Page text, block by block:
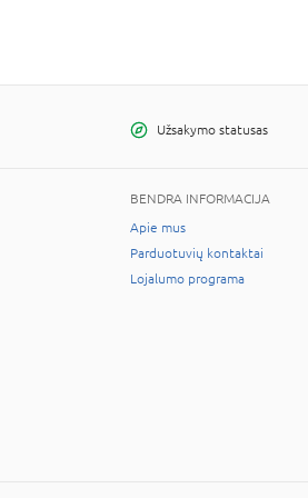
Užsakymo statusas
BENDRA INFORMACIJA
Apie mus
Parduotuvių kontaktai
Lojalumo programa